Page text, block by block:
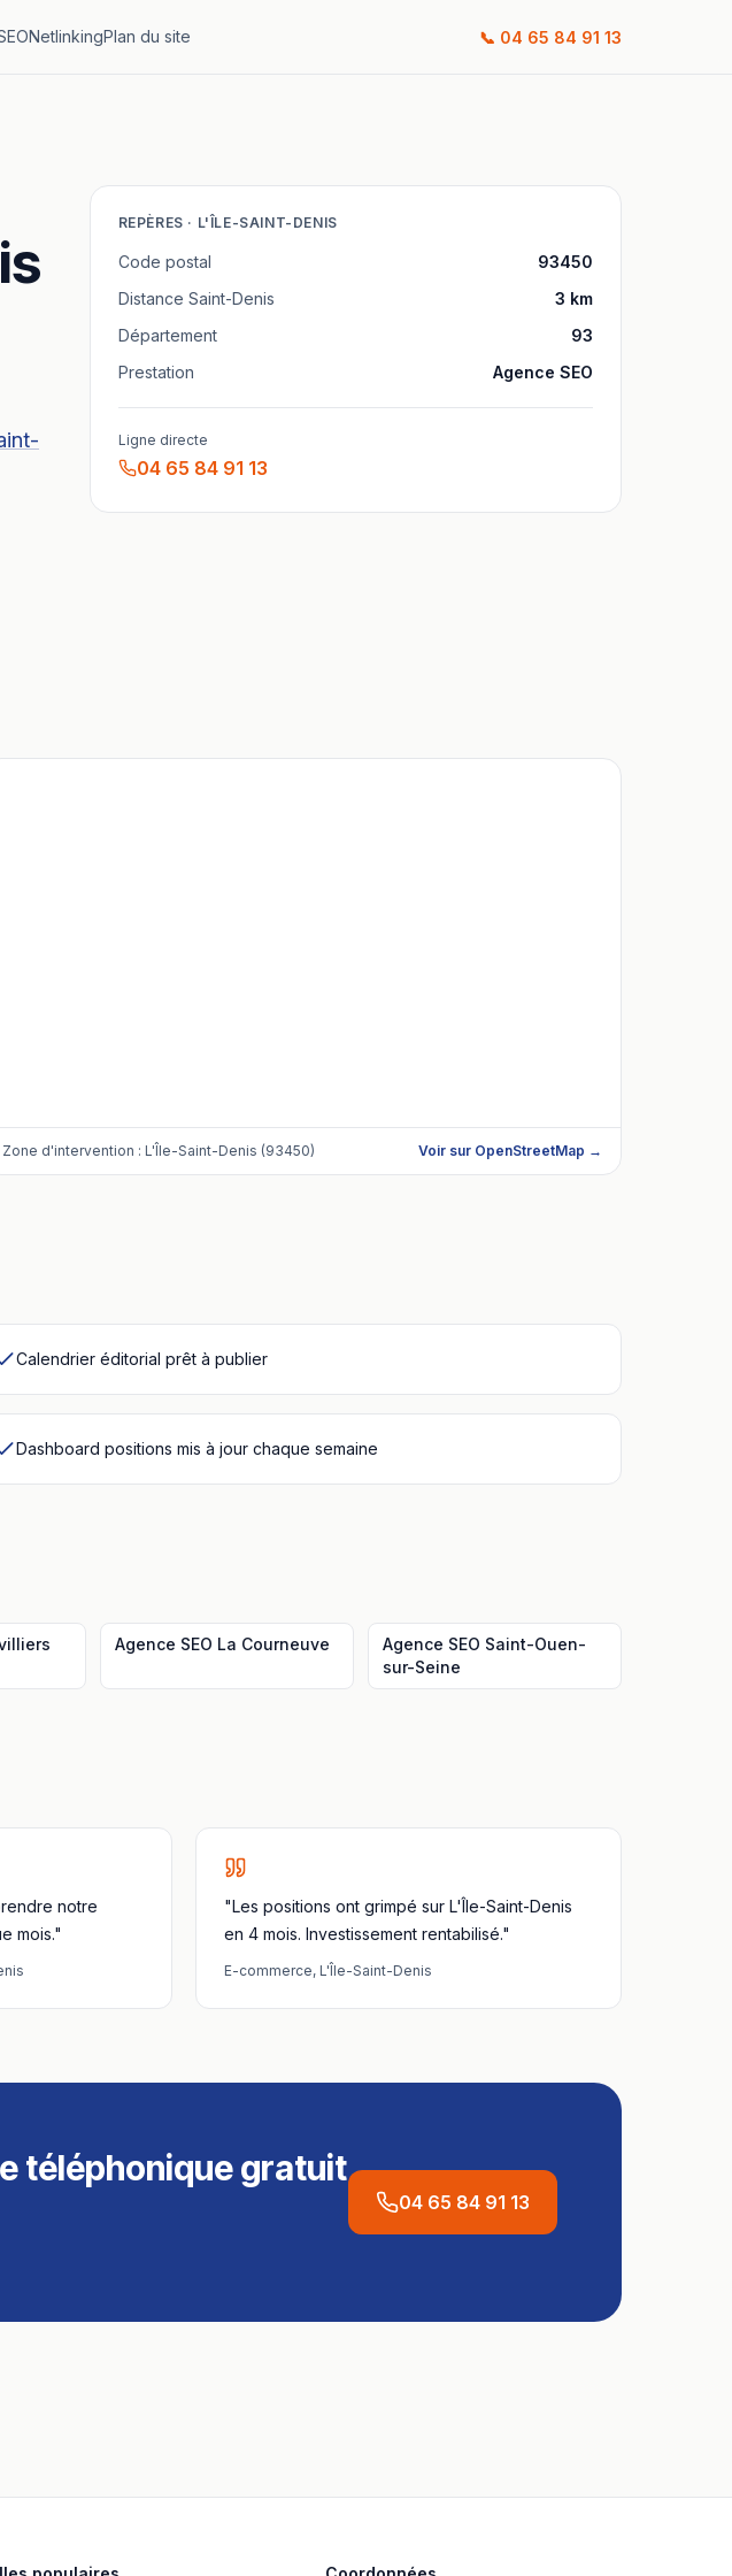
NetlinkingPlan du site 📞 04 65 84 91 13
REPÈRES · L'ÎLE-SAINT-DENIS
Code postal
93450
Distance Saint-Denis 3 km
Département
93
Prestation
Agence SEO
Ligne directe
04 65 84 91 13
Zone d'intervention : L'Île-Saint-Denis (93450) Voir sur OpenStreetMap →
Calendrier éditorial prêt à publier
Dashboard positions mis à jour chaque semaine
Agence SEO La Courneuve Agence SEO Saint-Ouen-
sur-Seine
notre
mois."
"Les positions ont grimpé sur L'Île-Saint-Denis
en 4 mois. Investissement rentabilisé."
E-commerce, L'Île-Saint-Denis
téléphonique gratuit
04 65 84 91 13